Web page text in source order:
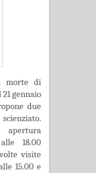
morte di
gennaio
due
apertura
18.00
visite
15.00 e